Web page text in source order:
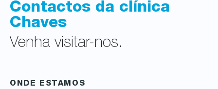
Contactos da clínica
Chaves
Venha visitar-nos.
ONDE ESTAMOS